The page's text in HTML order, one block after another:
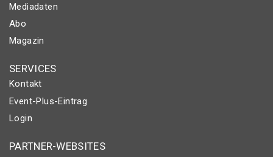
Mediadaten
Abo
Magazin
SERVICES
Kontakt
Event-Plus-Eintrag
Login
PARTNER-WEBSITES